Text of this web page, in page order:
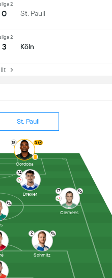
St. Pauli
17
Clemens
15 3
Cordoba
24
Drexler
2
Schmitz
2
0 St. Pauli
2
Köln